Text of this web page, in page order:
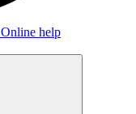
Online help